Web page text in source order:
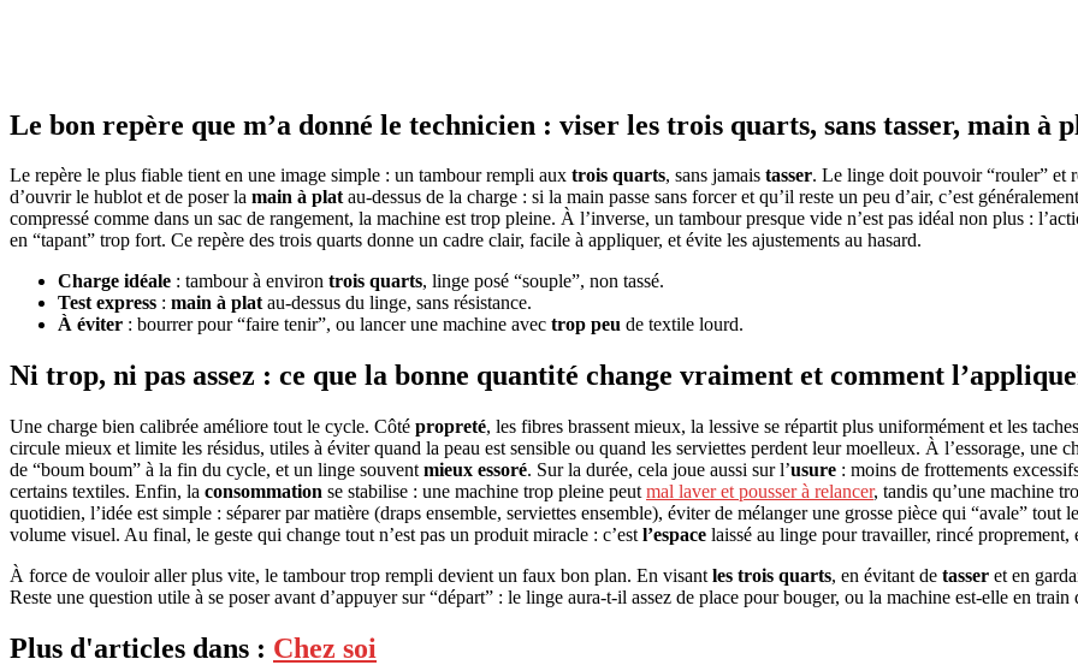
Le bon repère que m’a donné le technicien : viser les trois quarts, sans tasser, main à
Le repère le plus fiable tient en une image simple : un tambour rempli aux trois quarts, sans jamais tasser. Le linge doit pouvoir “rouler” et
d’ouvrir le hublot et de poser la main à platau-dessus de la charge : si la main passe sans forcer et qu’il reste un peu d’air, c’est
compressé comme dans un sac de rangement, la machine est trop pleine. À l’inverse, un tambour presque vide n’est pas idéal non plus :
en “tapant” trop fort. Ce repère des trois quarts donne un cadre clair, facile à appliquer, et évite les ajustements au hasard.
Charge idéale : tambour à environ trois quarts, linge posé “souple”, non tassé.
Test express : main à platau-dessus du linge, sans résistance.
À éviter : bourrer pour “faire tenir”, ou lancer une machine avec trop peu de textile lourd.
Ni trop, ni pas assez : ce que la bonne quantité change vraiment et comment
Une charge bien calibrée améliore tout le cycle. Côté propreté, les fibres brassent mieux, la lessive se répartit plus uniformément et les
circule mieux et limite les résidus, utiles à éviter quand la peau est sensible ou quand les serviettes perdent leur moelleux. À l’essorage, une
de “boum boum” à la fin du cycle, et un linge souvent mieux essoré. Sur la durée, cela joue aussi sur l’usure : moins de frottements
certains textiles. Enfin, la consommation se stabilise : une machine trop pleine peut mal laver et pousser à relancer, tandis qu’une machine
quotidien, l’idée est simple : séparer par matière (draps ensemble, serviettes ensemble), éviter de mélanger une grosse pièce qui “avale” tout
volume visuel. Au final, le geste qui change tout n’est pas un produit miracle : c’est l’espace laissé au linge pour travailler, rincé proprement,
À force de vouloir aller plus vite, le tambour trop rempli devient un faux bon plan. En visant les trois quarts, en évitant de tasser et en
Reste une question utile à se poser avant d’appuyer sur “départ” : le linge aura-t-il assez de place pour bouger, ou la machine est-elle en
Plus d'articles dans : Chez soi